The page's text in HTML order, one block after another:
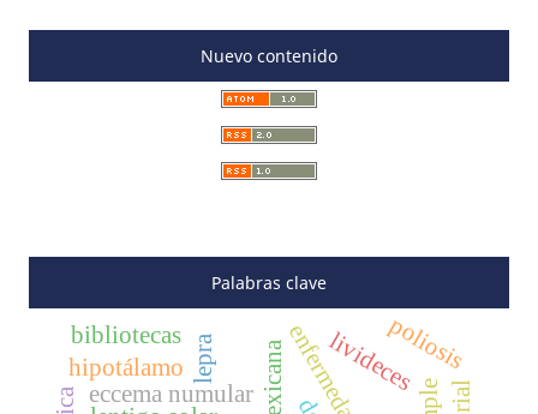
Nuevo contenido
Palabras clave
eccema numular livideces
lepra
hipotálamo poliosis
bibliotecas